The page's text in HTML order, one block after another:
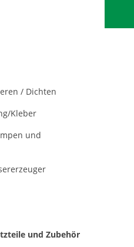
/ Dichten
Kleber
und
und Zubehör